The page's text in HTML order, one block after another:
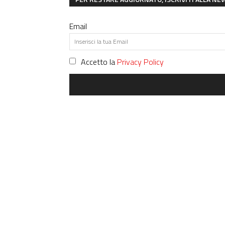
Email
Accetto la Privacy Policy